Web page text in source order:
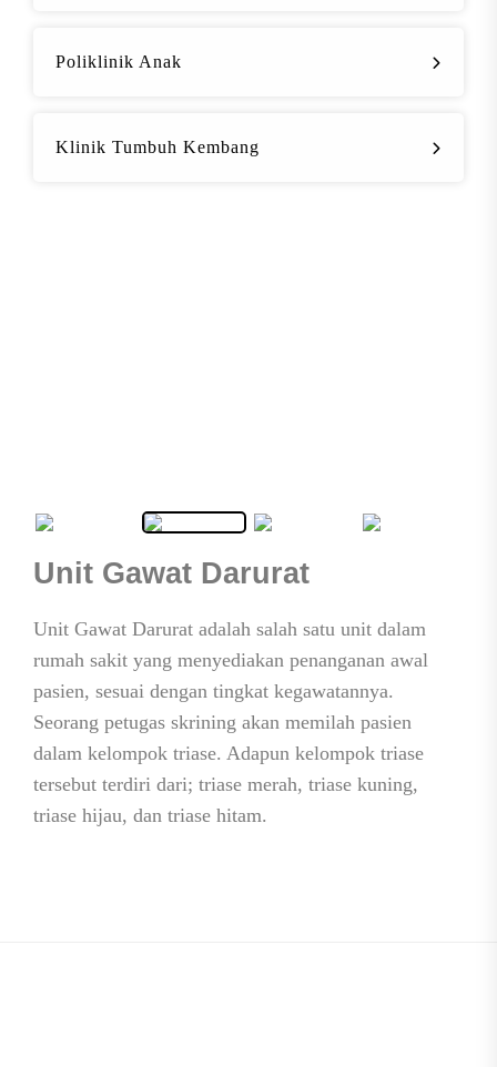
Poliklinik Anak
Klinik Tumbuh Kembang
Unit Gawat Darurat
Unit Gawat Darurat adalah salah satu unit dalam
rumah sakit yang menyediakan penanganan awal
pasien, sesuai dengan tingkat kegawatannya.
Seorang petugas skrining akan memilah pasien
dalam kelompok triase. Adapun kelompok triase
tersebut terdiri dari; triase merah, triase kuning,
triase hijau, dan triase hitam.